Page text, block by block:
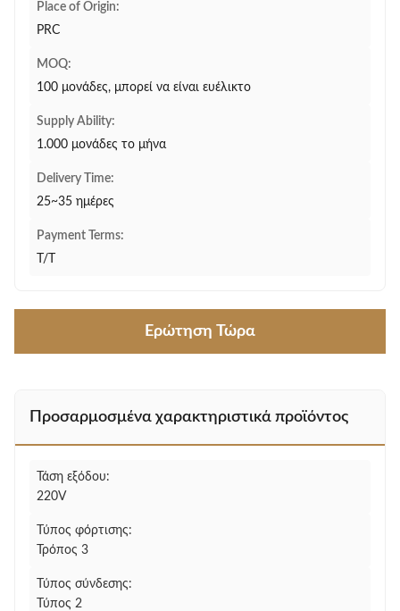
Place of Origin:
PRC
MOQ:
100 μονάδες, μπορεί να είναι ευέλικτο
Supply Ability:
1.000 μονάδες το μήνα
Delivery Time:
25~35 ημέρες
Payment Terms:
T/T
Ερώτηση Τώρα
Προσαρμοσμένα χαρακτηριστικά προϊόντος
Τάση εξόδου:
220V
Τύπος φόρτισης:
Τρόπος 3
Τύπος σύνδεσης:
Τύπος 2